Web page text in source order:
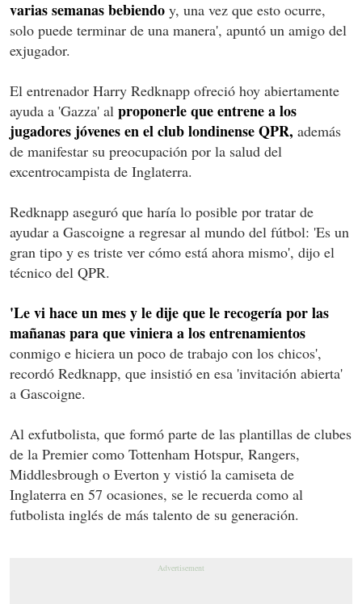
varias semanas bebiendo y, una vez que esto ocurre,
solo puede terminar de una manera', apuntó un amigo del
exjugador.
El entrenador Harry Redknapp ofreció hoy abiertamente
ayuda a 'Gazza' al proponerle que entrene a los
jugadores jóvenes en el club londinense QPR, además
de manifestar su preocupación por la salud del
excentrocampista de Inglaterra.
Redknapp aseguró que haría lo posible por tratar de
ayudar a Gascoigne a regresar al mundo del fútbol: 'Es un
gran tipo y es triste ver cómo está ahora mismo', dijo el
técnico del QPR.
'Le vi hace un mes y le dije que le recogería por las
mañanas para que viniera a los entrenamientos
conmigo e hiciera un poco de trabajo con los chicos',
recordó Redknapp, que insistió en esa 'invitación abierta'
a Gascoigne.
Al exfutbolista, que formó parte de las plantillas de clubes
de la Premier como Tottenham Hotspur, Rangers,
Middlesbrough o Everton y vistió la camiseta de
Inglaterra en 57 ocasiones, se le recuerda como al
futbolista inglés de más talento de su generación.